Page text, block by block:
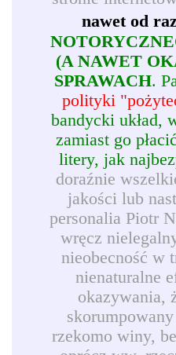
nawet od
(A NAWET
SPRAWACH.
polityki
bandycki układ,
zamiast go
litery, jak
doraźnie
jakości lub
personalia Piotr
wręcz
nieobecność w
nienaturalne
okazywania,
rzekomo winy,